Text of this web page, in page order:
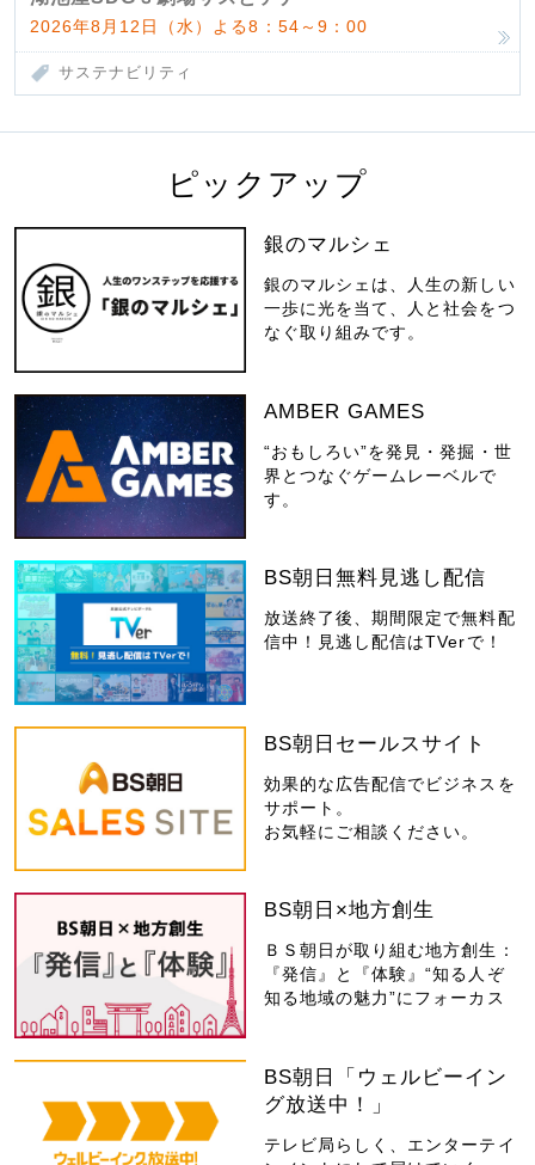
2026年8月12日（水）よる8：54～9：00
サステナビリティ
ピックアップ
銀のマルシェ
銀のマルシェは、人生の新しい
一歩に光を当て、人と社会をつ
なぐ取り組みです。
AMBER GAMES
“おもしろい”を発見・発掘・世
界とつなぐゲームレーベルで
す。
BS朝日無料見逃し配信
放送終了後、期間限定で無料配
信中！見逃し配信はTVerで！
BS朝日セールスサイト
効果的な広告配信でビジネスを
サポート。
お気軽にご相談ください。
BS朝日×地方創生
ＢＳ朝日が取り組む地方創生：
『発信』と『体験』“知る人ぞ
知る地域の魅力”にフォーカス
BS朝日「ウェルビーイン
グ放送中！」
テレビ局らしく、エンターテイ